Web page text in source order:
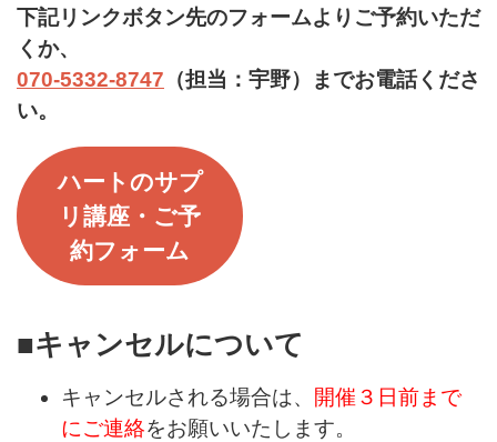
下記リンクボタン先のフォームよりご予約いただ
くか、
070-5332-8747 （担当：宇野）までお電話くださ
い。
ハートのサプ
リ講座・ご予
約フォーム
■キャンセルについて
キャンセルされる場合は、 開催３日前まで
にご連絡をお願いいたします。